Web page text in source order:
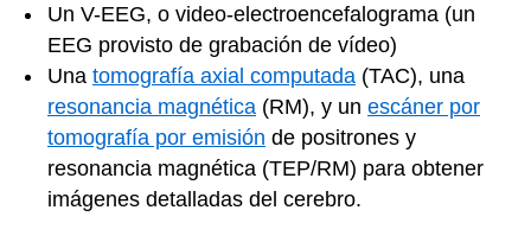
Un V-EEG, o video-electroencefalograma (un
EEG provisto de grabación de vídeo)
Una tomografía axial computada (TAC), una
resonancia magnética (RM), y un escáner por
tomografía por emisión de positrones y
resonancia magnética (TEP/RM) para obtener
imágenes detalladas del cerebro.